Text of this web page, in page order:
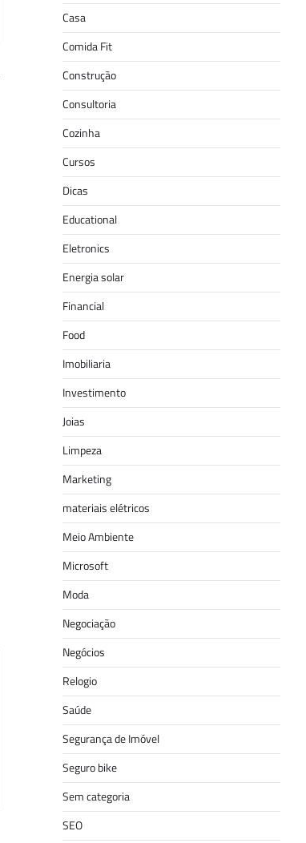
Casa
Comida Fit
Construção
Consultoria
Cozinha
Cursos
Dicas
Educational
Eletronics
Energia solar
Financial
Food
Imobiliaria
Investimento
Joias
Limpeza
Marketing
materiais elétricos
Meio Ambiente
Microsoft
Moda
Negociação
Negócios
Relogio
Saúde
Segurança de Imóvel
Seguro bike
Sem categoria
SEO